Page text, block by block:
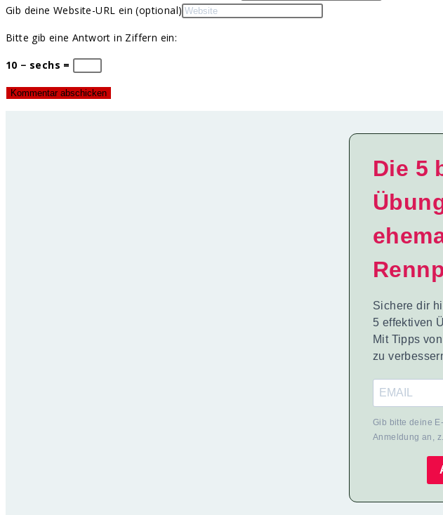
Gib deine Website-URL ein (optional)
Bitte gib eine Antwort in Ziffern ein:
10 − sechs =
Die 5
Sichere dir
5 effektiven
Mit Tipps
zu
Gib bitte deine
Anmeldung an,